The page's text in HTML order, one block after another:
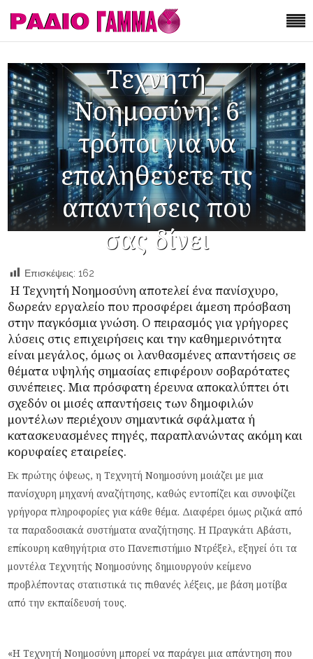
Τεχνητή
Νοημοσύνη: 6
τρόποι για να
επαληθεύετε τις
απαντήσεις που
σας δίνει
Επισκέψεις: 162
Η Τεχνητή Νοημοσύνη αποτελεί ένα πανίσχυρο,
δωρεάν εργαλείο που προσφέρει άμεση πρόσβαση
στην παγκόσμια γνώση. Ο πειρασμός για γρήγορες
λύσεις στις επιχειρήσεις και την καθημερινότητα
είναι μεγάλος, όμως οι λανθασμένες απαντήσεις σε
θέματα υψηλής σημασίας επιφέρουν σοβαρότατες
συνέπειες. Μια πρόσφατη έρευνα αποκαλύπτει ότι
σχεδόν οι μισές απαντήσεις των δημοφιλών
μοντέλων περιέχουν σημαντικά σφάλματα ή
κατασκευασμένες πηγές, παραπλανώντας ακόμη και
κορυφαίες εταιρείες.
Εκ πρώτης όψεως, η Τεχνητή Νοημοσύνη μοιάζει με μια
πανίσχυρη μηχανή αναζήτησης, καθώς εντοπίζει και συνοψίζει
γρήγορα πληροφορίες για κάθε θέμα. Διαφέρει όμως ριζικά από
τα παραδοσιακά συστήματα αναζήτησης. Η Πραγκάτι Αβάστι,
επίκουρη καθηγήτρια στο Πανεπιστήμιο Ντρέξελ, εξηγεί ότι τα
μοντέλα Τεχνητής Νοημοσύνης δημιουργούν κείμενο
προβλέποντας στατιστικά τις πιθανές λέξεις, με βάση μοτίβα
από την εκπαίδευσή τους.
«Η Τεχνητή Νοημοσύνη μπορεί να παράγει μια απάντηση που